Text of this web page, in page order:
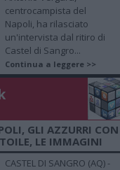
centrocampista del
Napoli, ha rilasciato
un'intervista dal ritiro di
Castel di Sangro...
Continua a leggere >>
GLI AZZURRI CON
LE IMMAGINI
CASTEL DI SANGRO (AQ) -